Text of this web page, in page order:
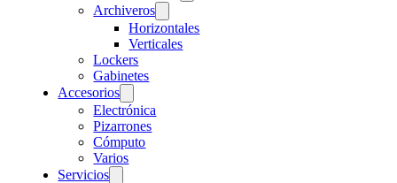
Archiveros
Horizontales
Verticales
Lockers
Gabinetes
Accesorios
Electrónica
Pizarrones
Cómputo
Varios
Servicios